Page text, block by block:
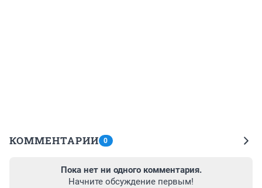
КОММЕНТАРИИ 0
Пока нет ни одного комментария.
Начните обсуждение первым!